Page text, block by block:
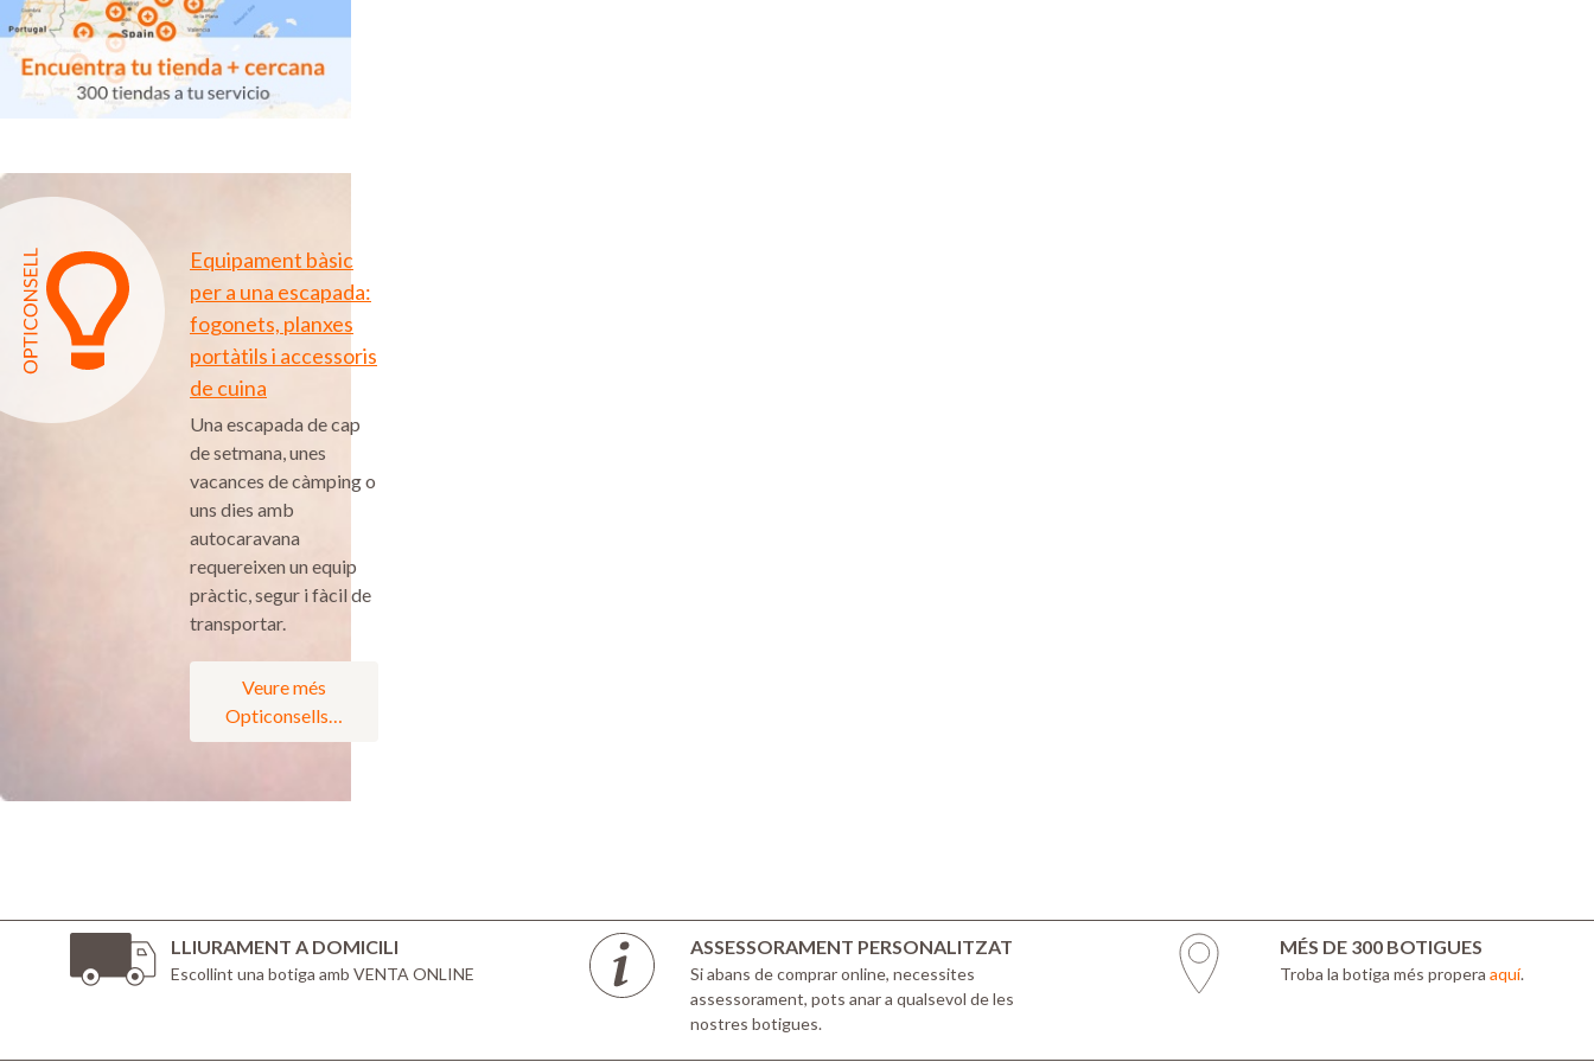
Equipament bàsic
per a una escapada:
fogonets, planxes
portàtils i accessoris
de cuina
Una escapada de cap
de setmana, unes
vacances de càmping o
uns dies amb
autocaravana
requereixen un equip
pràctic, segur i fàcil de
transportar.
Veure més
Opticonsells…
LLIURAMENT A DOMICILI
Escollint una botiga amb VENTA ONLINE
ASSESSORAMENT PERSONALITZAT
Si abans de comprar online, necessites
assessorament, pots anar a qualsevol de les
nostres botigues.
MÉS DE 300 BOTIGUES
Troba la botiga més properaaquí.